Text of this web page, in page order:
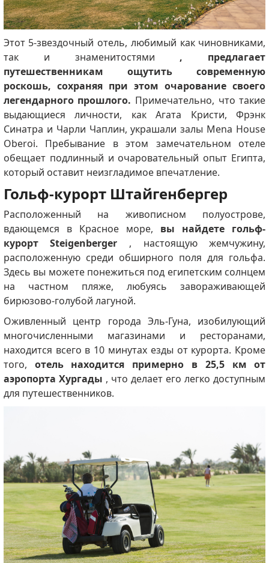
Этот 5-звездочный отель, любимый как чиновниками,
так и знаменитостями , предлагает
путешественникам ощутить современную
роскошь, сохраняя при этом очарование своего
легендарного прошлого. Примечательно, что такие
выдающиеся личности, как Агата Кристи, Фрэнк
Синатра и Чарли Чаплин, украшали залы Mena House
Oberoi. Пребывание в этом замечательном отеле
обещает подлинный и очаровательный опыт Египта,
который оставит неизгладимое впечатление.
Гольф-курорт Штайгенбергер
Расположенный на живописном полуострове,
вдающемся в Красное море, вы найдете гольф-
курорт Steigenberger , настоящую жемчужину,
расположенную среди обширного поля для гольфа.
Здесь вы можете понежиться под египетским солнцем
на частном пляже, любуясь завораживающей
бирюзово-голубой лагуной.
Оживленный центр города Эль-Гуна, изобилующий
многочисленными магазинами и ресторанами,
находится всего в 10 минутах езды от курорта. Кроме
того, отель находится примерно в 25,5 км от
аэропорта Хургады , что делает его легко доступным
для путешественников.